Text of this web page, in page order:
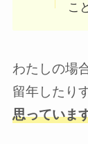
こ
わたしの場
留年したり
思っていま